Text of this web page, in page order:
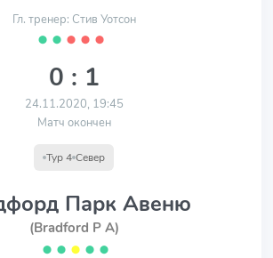
Гл. тренер: Стив Уотсон
⬤ ⬤ ⬤ ⬤ ⬤
0 : 1
24.11.2020, 19:45
Матч окончен
Тур 4 Север
Парк Авеню
(Bradford P A)
⬤ ⬤ ⬤ ⬤ ⬤